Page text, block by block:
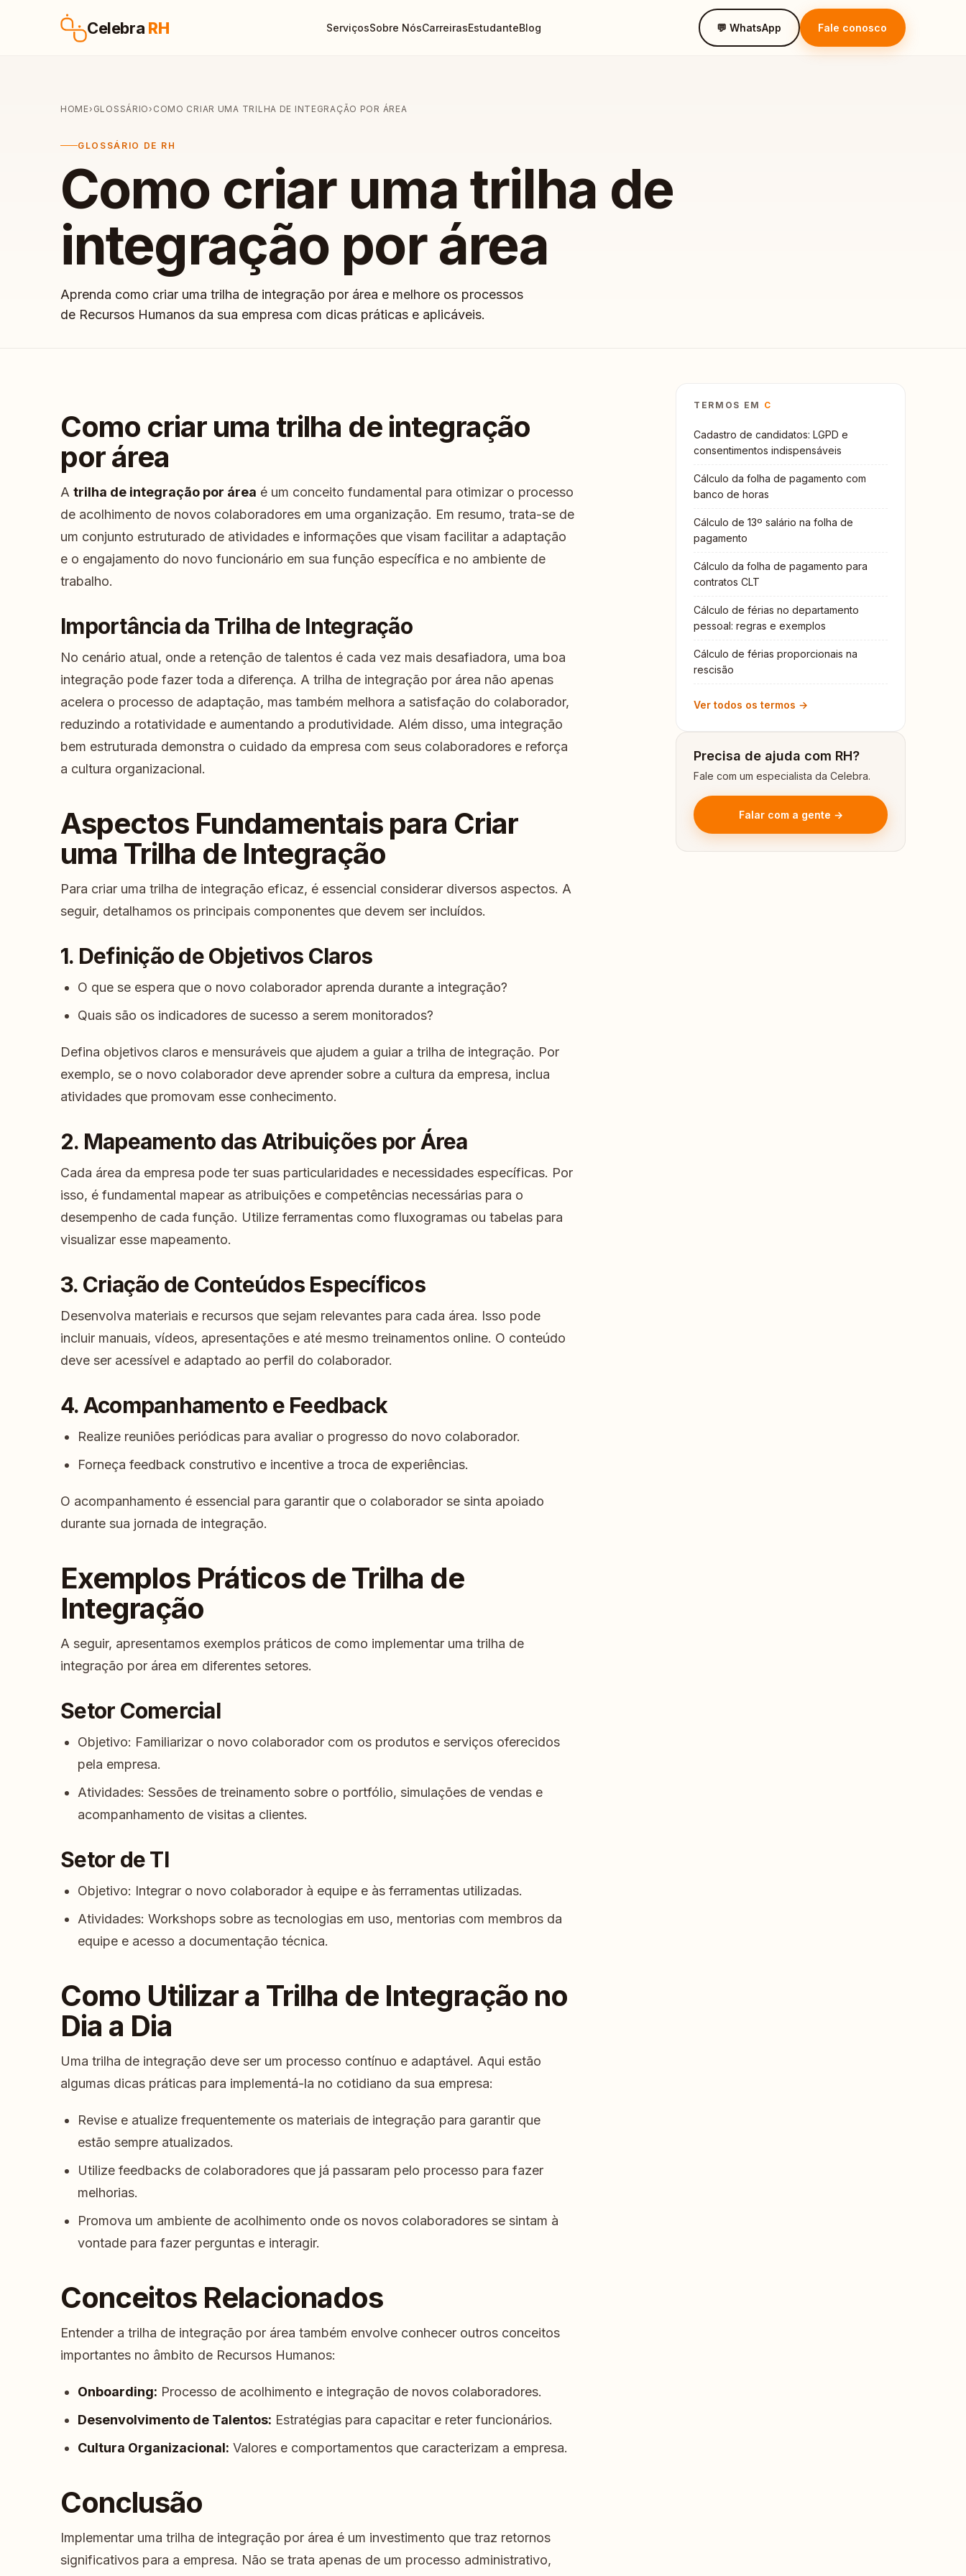
Celebra RH ServiçosSobre NósCarreirasEstudanteBlog 💬 WhatsApp Fale conosco
HOME› GLOSSÁRIO› COMO CRIAR UMA TRILHA DE INTEGRAÇÃO POR ÁREA
GLOSSÁRIO DE RH
Como criar uma trilha de
integração por área
Aprenda como criar uma trilha de integração por área e melhore os processos
de Recursos Humanos da sua empresa com dicas práticas e aplicáveis.
Como criar uma trilha de integração
por área
A trilha de integração por área é um conceito fundamental para otimizar o processo
de acolhimento de novos colaboradores em uma organização. Em resumo, trata-se de
um conjunto estruturado de atividades e informações que visam facilitar a adaptação
e o engajamento do novo funcionário em sua função específica e no ambiente de
trabalho.
Importância da Trilha de Integração
No cenário atual, onde a retenção de talentos é cada vez mais desafiadora, uma boa
integração pode fazer toda a diferença. A trilha de integração por área não apenas
acelera o processo de adaptação, mas também melhora a satisfação do colaborador,
reduzindo a rotatividade e aumentando a produtividade. Além disso, uma integração
bem estruturada demonstra o cuidado da empresa com seus colaboradores e reforça
a cultura organizacional.
Aspectos Fundamentais para Criar
uma Trilha de Integração
Para criar uma trilha de integração eficaz, é essencial considerar diversos aspectos. A
seguir, detalhamos os principais componentes que devem ser incluídos.
1. Definição de Objetivos Claros
O que se espera que o novo colaborador aprenda durante a integração?
Quais são os indicadores de sucesso a serem monitorados?
Defina objetivos claros e mensuráveis que ajudem a guiar a trilha de integração. Por
exemplo, se o novo colaborador deve aprender sobre a cultura da empresa, inclua
atividades que promovam esse conhecimento.
2. Mapeamento das Atribuições por Área
Cada área da empresa pode ter suas particularidades e necessidades específicas. Por
isso, é fundamental mapear as atribuições e competências necessárias para o
desempenho de cada função. Utilize ferramentas como fluxogramas ou tabelas para
visualizar esse mapeamento.
3. Criação de Conteúdos Específicos
Desenvolva materiais e recursos que sejam relevantes para cada área. Isso pode
incluir manuais, vídeos, apresentações e até mesmo treinamentos online. O conteúdo
deve ser acessível e adaptado ao perfil do colaborador.
4. Acompanhamento e Feedback
Realize reuniões periódicas para avaliar o progresso do novo colaborador.
Forneça feedback construtivo e incentive a troca de experiências.
O acompanhamento é essencial para garantir que o colaborador se sinta apoiado
durante sua jornada de integração.
Exemplos Práticos de Trilha de
Integração
A seguir, apresentamos exemplos práticos de como implementar uma trilha de
integração por área em diferentes setores.
Setor Comercial
Objetivo: Familiarizar o novo colaborador com os produtos e serviços oferecidos
pela empresa.
Atividades: Sessões de treinamento sobre o portfólio, simulações de vendas e
acompanhamento de visitas a clientes.
Setor de TI
Objetivo: Integrar o novo colaborador à equipe e às ferramentas utilizadas.
Atividades: Workshops sobre as tecnologias em uso, mentorias com membros da
equipe e acesso a documentação técnica.
Como Utilizar a Trilha de Integração no
Dia a Dia
Uma trilha de integração deve ser um processo contínuo e adaptável. Aqui estão
algumas dicas práticas para implementá-la no cotidiano da sua empresa:
Revise e atualize frequentemente os materiais de integração para garantir que
estão sempre atualizados.
Utilize feedbacks de colaboradores que já passaram pelo processo para fazer
melhorias.
Promova um ambiente de acolhimento onde os novos colaboradores se sintam à
vontade para fazer perguntas e interagir.
Conceitos Relacionados
Entender a trilha de integração por área também envolve conhecer outros conceitos
importantes no âmbito de Recursos Humanos:
Onboarding: Processo de acolhimento e integração de novos colaboradores.
Desenvolvimento de Talentos: Estratégias para capacitar e reter funcionários.
Cultura Organizacional: Valores e comportamentos que caracterizam a empresa.
Conclusão
Implementar uma trilha de integração por área é um investimento que traz retornos
significativos para a empresa. Não se trata apenas de um processo administrativo,
TERMOS EM C
Cadastro de candidatos: LGPD e
consentimentos indispensáveis
Cálculo da folha de pagamento com
banco de horas
Cálculo de 13º salário na folha de
pagamento
Cálculo da folha de pagamento para
contratos CLT
Cálculo de férias no departamento
pessoal: regras e exemplos
Cálculo de férias proporcionais na
rescisão
Ver todos os termos →
Precisa de ajuda com RH?
Fale com um especialista da Celebra.
Falar com a gente →